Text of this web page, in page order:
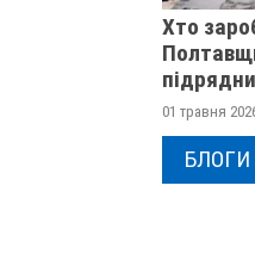
Хто
01 травня
БЛОГИ